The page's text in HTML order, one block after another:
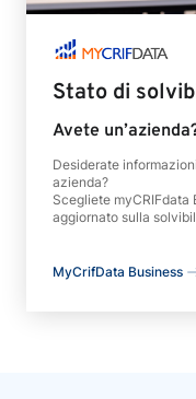
Stato di
Avete
Desiderate
azienda?
Scegliete myCRIFdata
aggiornato sulla
MyCrifData Business